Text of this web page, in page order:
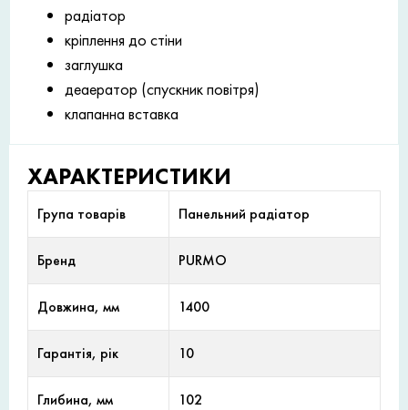
радіатор
кріплення до стіни
заглушка
деаератор (спускник повітря)
клапанна вставка
ХАРАКТЕРИСТИКИ
Група товарів Панельний радіатор
Бренд PURMO
Довжина, мм 1400
Гарантія, рік 10
Глибина, мм 102